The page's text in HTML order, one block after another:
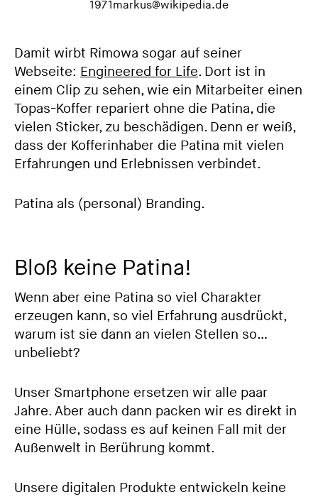
1971markus@wikipedia.de
Damit wirbt Rimowa sogar auf seiner
Webseite: Engineered for Life. Dort ist in
einem Clip zu sehen, wie ein Mitarbeiter einen
Topas-Koffer repariert ohne die Patina, die
vielen Sticker, zu beschädigen. Denn er weiß,
dass der Kofferinhaber die Patina mit vielen
Erfahrungen und Erlebnissen verbindet.
Patina als (personal) Branding.
Bloß keine Patina!
Wenn aber eine Patina so viel Charakter
erzeugen kann, so viel Erfahrung ausdrückt,
warum ist sie dann an vielen Stellen so…
unbeliebt?
Unser Smartphone ersetzen wir alle paar
Jahre. Aber auch dann packen wir es direkt in
eine Hülle, sodass es auf keinen Fall mit der
Außenwelt in Berührung kommt.
Unsere digitalen Produkte entwickeln keine